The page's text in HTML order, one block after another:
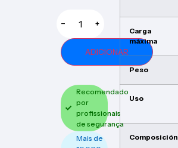
− +
ADICIONAR
Recomendado
por
profissionais
de segurança
Mais de
Carga
máxima
Peso
Uso
Composición